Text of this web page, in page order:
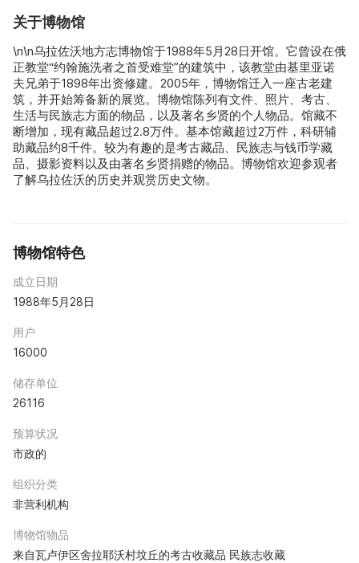
关于博物馆
\n\n乌拉佐沃地方志博物馆于1988年5月28日开馆。它曾设在俄
正教堂“约翰施洗者之首受难堂”的建筑中，该教堂由基里亚诺
夫兄弟于1898年出资修建。2005年，博物馆迁入一座古老建
筑，并开始筹备新的展览。博物馆陈列有文件、照片、考古、
生活与民族志方面的物品，以及著名乡贤的个人物品。馆藏不
断增加，现有藏品超过2.8万件。基本馆藏超过2万件，科研辅
助藏品约8千件。较为有趣的是考古藏品、民族志与钱币学藏
品、摄影资料以及由著名乡贤捐赠的物品。博物馆欢迎参观者
了解乌拉佐沃的历史并观赏历史文物。
博物馆特色
成立日期
1988年5月28日
用户
16000
储存单位
26116
预算状况
市政的
组织分类
非营利机构
博物馆物品
来自瓦卢伊区舍拉耶沃村坟丘的考古收藏品 民族志收藏